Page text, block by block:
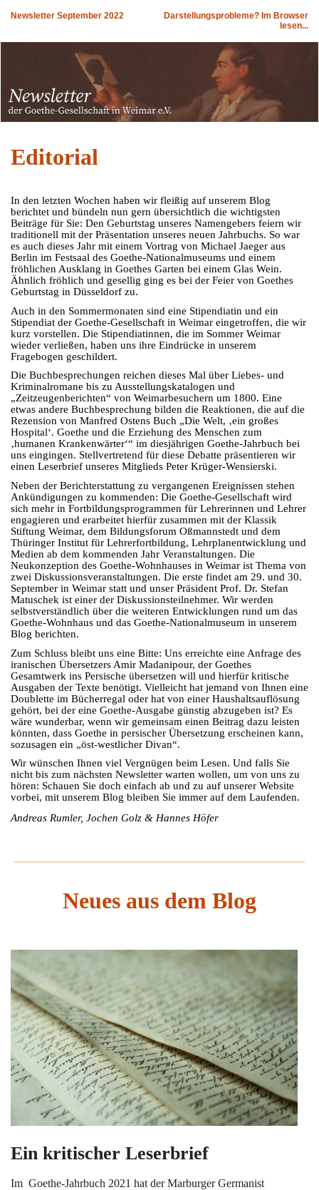
Newsletter September 2022
Darstellungsprobleme? Im Browser
lesen...
Editorial
In den letzten Wochen haben wir fleißig auf unserem Blog
berichtet und bündeln nun gern übersichtlich die wichtigsten
Beiträge für Sie: Den Geburtstag unseres Namengebers feiern wir
traditionell mit der Präsentation unseres neuen Jahrbuchs. So war
es auch dieses Jahr mit einem Vortrag von Michael Jaeger aus
Berlin im Festsaal des Goethe-Nationalmuseums und einem
fröhlichen Ausklang in Goethes Garten bei einem Glas Wein.
Ähnlich fröhlich und gesellig ging es bei der Feier von Goethes
Geburtstag in Düsseldorf zu.
Auch in den Sommermonaten sind eine Stipendiatin und ein
Stipendiat der Goethe-Gesellschaft in Weimar eingetroffen, die wir
kurz vorstellen. Die Stipendiatinnen, die im Sommer Weimar
wieder verließen, haben uns ihre Eindrücke in unserem
Fragebogen geschildert.
Die Buchbesprechungen reichen dieses Mal über Liebes- und
Kriminalromane bis zu Ausstellungskatalogen und
„Zeitzeugenberichten“ von Weimarbesuchern um 1800. Eine
etwas andere Buchbesprechung bilden die Reaktionen, die auf die
Rezension von Manfred Ostens Buch „Die Welt, ‚ein großes
Hospital‘. Goethe und die Erziehung des Menschen zum
‚humanen Krankenwärter‘“ im diesjährigen Goethe-Jahrbuch bei
uns eingingen. Stellvertretend für diese Debatte präsentieren wir
einen Leserbrief unseres Mitglieds Peter Krüger-Wensierski.
Neben der Berichterstattung zu vergangenen Ereignissen stehen
Ankündigungen zu kommenden: Die Goethe-Gesellschaft wird
sich mehr in Fortbildungsprogrammen für Lehrerinnen und Lehrer
engagieren und erarbeitet hierfür zusammen mit der Klassik
Stiftung Weimar, dem Bildungsforum Oßmannstedt und dem
Thüringer Institut für Lehrerfortbildung, Lehrplanentwicklung und
Medien ab dem kommenden Jahr Veranstaltungen. Die
Neukonzeption des Goethe-Wohnhauses in Weimar ist Thema von
zwei Diskussionsveranstaltungen. Die erste findet am 29. und 30.
September in Weimar statt und unser Präsident Prof. Dr. Stefan
Matuschek ist einer der Diskussionsteilnehmer. Wir werden
selbstverständlich über die weiteren Entwicklungen rund um das
Goethe-Wohnhaus und das Goethe-Nationalmuseum in unserem
Blog berichten.
Zum Schluss bleibt uns eine Bitte: Uns erreichte eine Anfrage des
iranischen Übersetzers Amir Madanipour, der Goethes
Gesamtwerk ins Persische übersetzen will und hierfür kritische
Ausgaben der Texte benötigt. Vielleicht hat jemand von Ihnen eine
Doublette im Bücherregal oder hat von einer Haushaltsauflösung
gehört, bei der eine Goethe-Ausgabe günstig abzugeben ist? Es
wäre wunderbar, wenn wir gemeinsam einen Beitrag dazu leisten
könnten, dass Goethe in persischer Übersetzung erscheinen kann,
sozusagen ein „öst-westlicher Divan“.
Wir wünschen Ihnen viel Vergnügen beim Lesen. Und falls Sie
nicht bis zum nächsten Newsletter warten wollen, um von uns zu
hören: Schauen Sie doch einfach ab und zu auf unserer Website
vorbei, mit unserem Blog bleiben Sie immer auf dem Laufenden.
Andreas Rumler, Jochen Golz & Hannes Höfer
Neues aus dem Blog
Ein kritischer Leserbrief
Im Goethe-Jahrbuch 2021 hat der Marburger Germanist